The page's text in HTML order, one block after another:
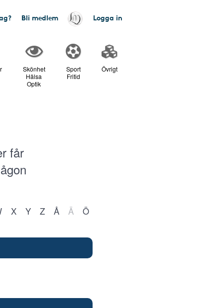
Bli medlem Logga in
Skönhet
Hälsa
Optik
Sport
Fritid
Övrigt
får
X Y Z Å Ä Ö